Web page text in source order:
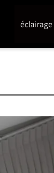
éclairage